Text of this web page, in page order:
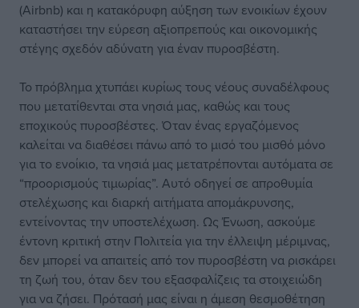
(Airbnb) και η κατακόρυφη αύξηση των ενοικίων έχουν
καταστήσει την εύρεση αξιοπρεπούς και οικονομικής
στέγης σχεδόν αδύνατη για έναν πυροσβέστη.
Το πρόβλημα χτυπάει κυρίως τους νέους συναδέλφους
που μετατίθενται στα νησιά μας, καθώς και τους
εποχικούς πυροσβέστες. Όταν ένας εργαζόμενος
καλείται να διαθέσει πάνω από το μισό του μισθό μόνο
για το ενοίκιο, τα νησιά μας μετατρέπονται αυτόματα σε
“προορισμούς τιμωρίας”. Αυτό οδηγεί σε απροθυμία
στελέχωσης και διαρκή αιτήματα απομάκρυνσης,
εντείνοντας την υποστελέχωση. Ως Ένωση, ασκούμε
έντονη κριτική στην Πολιτεία για την έλλειψη μέριμνας,
δεν μπορεί να απαιτείς από τον πυροσβέστη να ρισκάρει
τη ζωή του, όταν δεν του εξασφαλίζεις τα στοιχειώδη
για να ζήσει. Πρότασή μας είναι η άμεση θεσμοθέτηση